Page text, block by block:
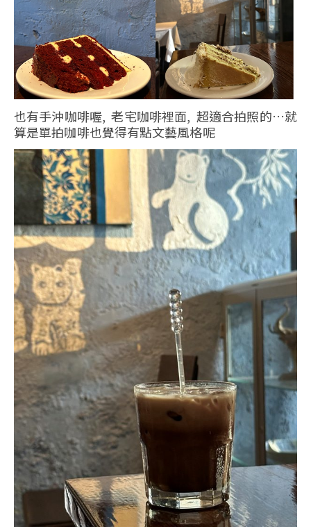
也有手沖咖啡喔, 老宅咖啡裡面, 超適合拍照的…就
算是單拍咖啡也覺得有點文藝風格呢